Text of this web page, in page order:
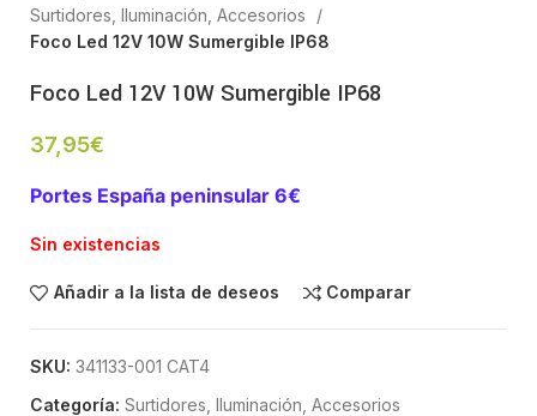
Surtidores, Iluminación, Accesorios
Foco Led 12V 10W Sumergible IP68
Foco Led 12V 10W Sumergible IP68
37,95€
Portes España peninsular 6€
Sin existencias
Añadir a la lista de deseos Comparar
SKU: 341133-001 CAT4
Categoría: Surtidores, Iluminación, Accesorios